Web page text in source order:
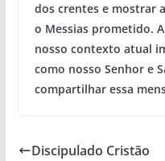
dos crentes e mostrar
o Messias prometido.
nosso contexto atual
como nosso Senhor e
compartilhar essa
Discipulado Cristão